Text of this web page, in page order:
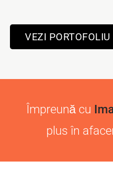
VEZI PORTOFOLIU
Împreună cu
plus în